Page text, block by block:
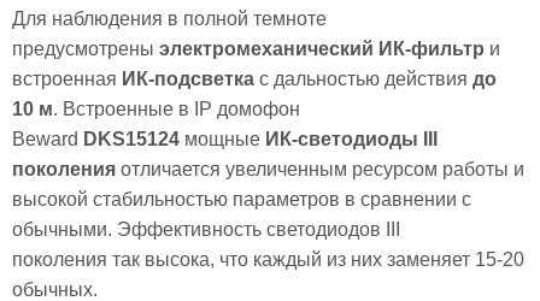
Для наблюдения в полной темноте
предусмотрены электромеханический ИК-фильтр и
встроенная ИК-подсветка с дальностью действия до
10 м. Встроенные в IP домофон
Beward DKS15124 мощные ИК-светодиоды III
поколения отличается увеличенным ресурсом работы и
высокой стабильностью параметров в сравнении с
обычными. Эффективность светодиодов III
поколения так высока, что каждый из них заменяет 15-20
обычных.